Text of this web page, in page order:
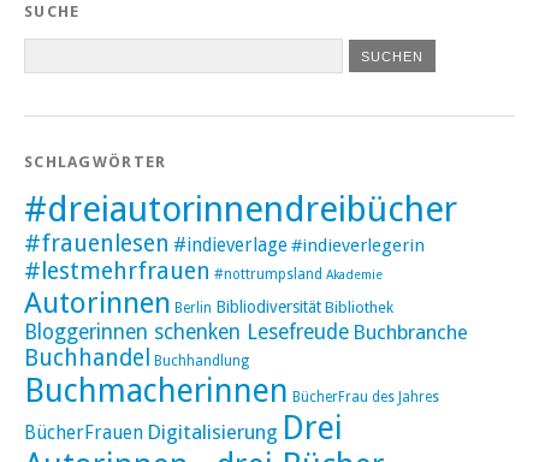
SUCHE
SCHLAGWÖRTER
#dreiautorinnendreibücher
#frauenlesen #indieverlage#indieverlegerin
#lestmehrfrauen #nottrumpsland Akademie
Autorinnen Berlin Bibliodiversität Bibliothek
Bloggerinnen schenken Lesefreude Buchbranche
Buchhandel Buchhandlung
Buchmacherinnen BücherFrau des Jahres
BücherFrauen Digitalisierung Drei